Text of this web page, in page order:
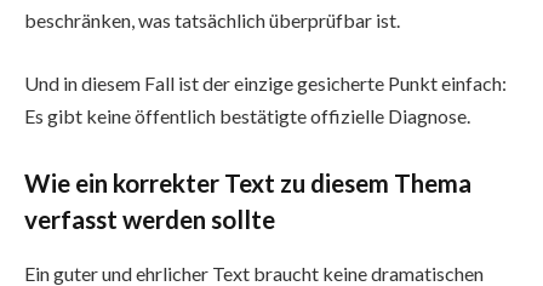
beschränken, was tatsächlich überprüfbar ist.
Und in diesem Fall ist der einzige gesicherte Punkt einfach:
Es gibt keine öffentlich bestätigte offizielle Diagnose.
Wie ein korrekter Text zu diesem Thema
verfasst werden sollte
Ein guter und ehrlicher Text braucht keine dramatischen